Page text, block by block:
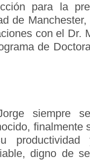
para la
de
con el Dr.
de
siempre
finalmente
digno de